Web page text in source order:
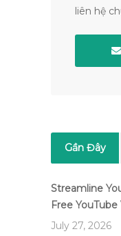
liên hệ
Gần Đây
Streamline
Free
July 27, 2026